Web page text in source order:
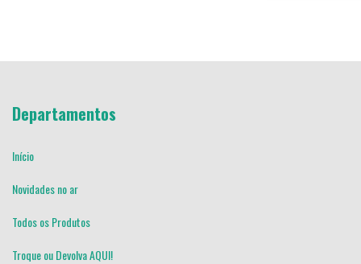
Departamentos
Início
Novidades no ar
Todos os Produtos
Troque ou Devolva AQUI!